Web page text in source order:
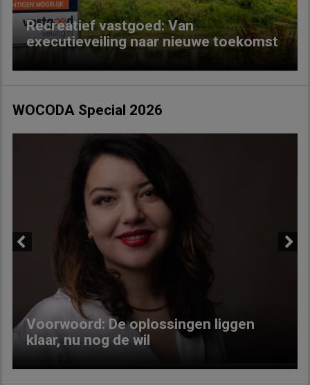
Recreatief vastgoed: Van
executieveiling naar nieuwe toekomst
WOCODA Special 2026
Voorwoord: De oplossingen liggen
klaar, nu nog de wil